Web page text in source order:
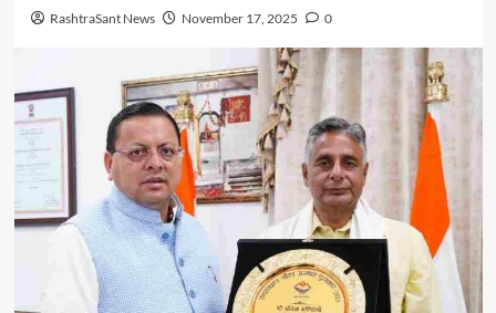
RashtraSant News November 17, 2025 0